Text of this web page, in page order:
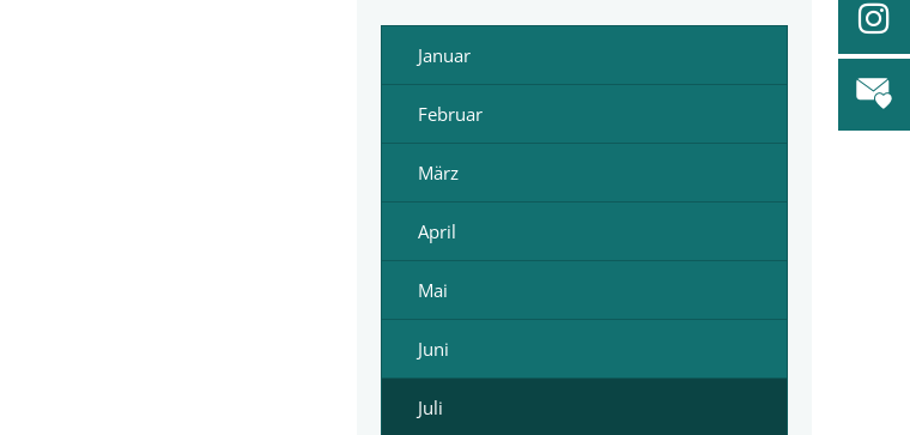
Januar
Februar
März
April
Mai
Juni
Juli